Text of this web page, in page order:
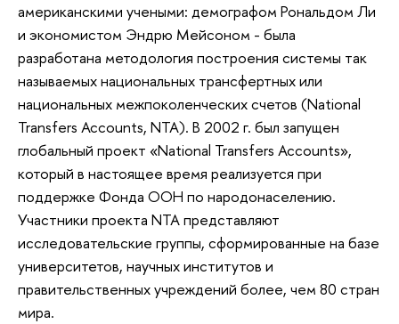
американскими учеными: демографом Рональдом Ли
и экономистом Эндрю Мейсоном - была
разработана методология построения системы так
называемых национальных трансфертных или
национальных межпоколенческих счетов (National
Transfers Accounts, NTA). В 2002 г. был запущен
глобальный проект «National Transfers Accounts»,
который в настоящее время реализуется при
поддержке Фонда ООН по народонаселению.
Участники проекта NTA представляют
исследовательские группы, сформированные на базе
университетов, научных институтов и
правительственных учреждений более, чем 80 стран
мира.